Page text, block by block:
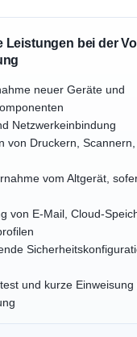
Leistungen bei der
neuer Geräte und
Netzwerkeinbindung
von Druckern,
vom Altgerät,
von E-Mail, Cloud-
und kurze Einweisung